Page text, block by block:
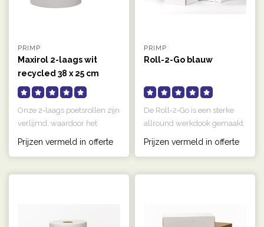
PRIMP
Maxirol 2-laags wit
recycled 38 x 25 cm
350m
Onze 2-laags poetsrollen zijn
verlijmd, waardoor het
Prijzen vermeld in offerte
PRIMP
Roll-2-Go blauw
De Roll-2-Go is een sterke
allround werkdook gemaakt
Prijzen vermeld in offerte